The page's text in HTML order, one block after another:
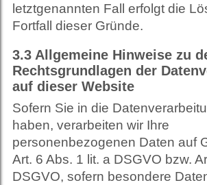
letztgenannten Fall erfolgt die
Fortfall dieser Gründe.
3.3 Allgemeine Hinweise zu
Rechtsgrundlagen der
auf dieser Website
Sofern Sie in die
haben, verarbeiten wir Ihre
personenbezogenen Daten auf
Art. 6 Abs. 1 lit. a DSGVO bzw.
DSGVO, sofern besondere